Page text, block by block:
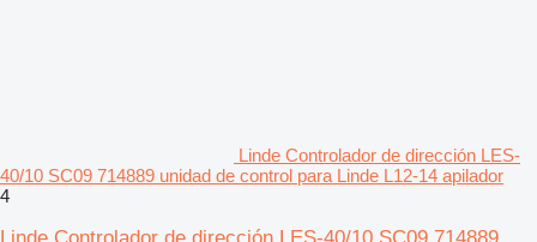
Linde Controlador de dirección LES-
40/10 SC09 714889 unidad de control para Linde L12-14 apilador
4